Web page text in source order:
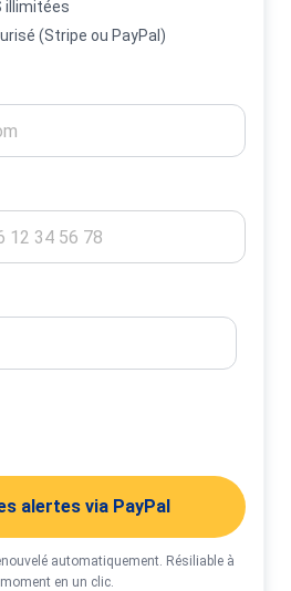
illimitées
(Stripe ou PayPal)
alertes via PayPal
automatiquement. Résiliable à
en un clic.